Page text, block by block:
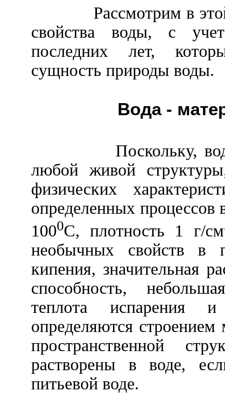
Рассмотрим в
свойства воды, с
последних лет,
сущность природы воды.
Вода -
Поскольку,
любой живой
физических
определенных процессов
1000С, плотность 1 г/см
необычных свойств в
кипения, значительная
способность,
теплота испарения
определяются
пространственной
растворены в воде,
питьевой воде.